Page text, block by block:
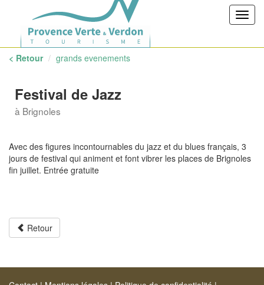
< Retour grands evenements
Festival de Jazz
à Brignoles
Avec des figures incontournables du jazz et du blues français, 3
jours de festival qui animent et font vibrer les places de Brignoles
fin juillet. Entrée gratuite
Retour